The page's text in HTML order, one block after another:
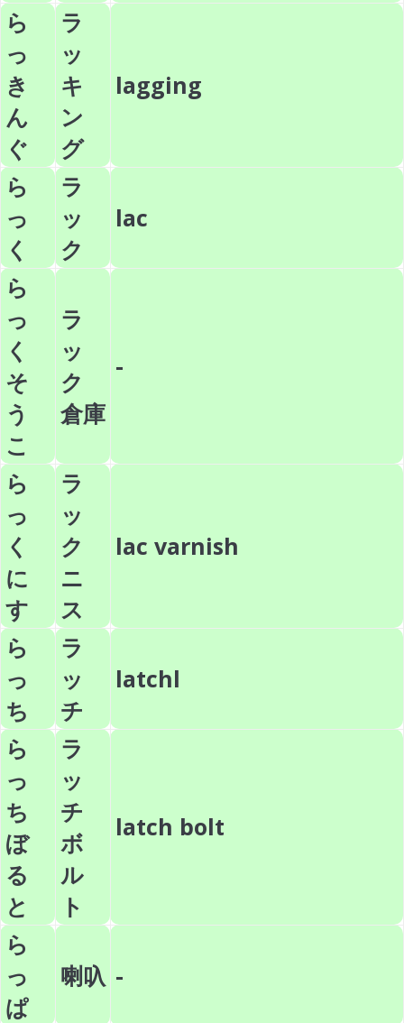
ら
っ
き
ん
ぐ
ラ
ッ
キ
ン
グ
lagging
ら
っ
く
ラ
ッ
ク
lac
ら
っ
く
そ
う
こ
ラ
ッ
ク
倉庫
-
ら
っ
く
に
す
ラ
ッ
ク
ニ
ス
lac varnish
ら
っ
ち
ラ
ッ
チ
latchl
ら
っ
ち
ぼ
る
と
ラ
ッ
チ
ボ
ル
ト
latch bolt
ら
っ
ぱ
喇叺 -